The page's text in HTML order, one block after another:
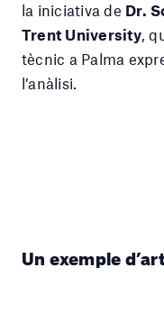
la iniciativa de Dr.
Trent University,
tècnic a Palma
l’anàlisi.
Un exemple